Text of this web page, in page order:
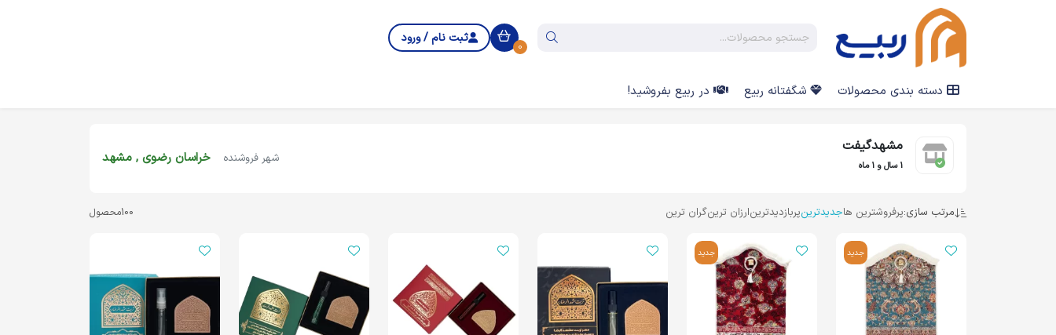
0
ثبت نام / ورود
دسته بندی محصولات شگفتانه ربیع در ربیع بفروشید!
مشهدگیفت
1 سال و 1 ماه شهر فروشنده خراسان رضوی , مشهد
مرتب سازی:پرفروشترین هاجدیدترینپربازدیدترینارزان ترینگران ترین 100محصول
جدید جدید